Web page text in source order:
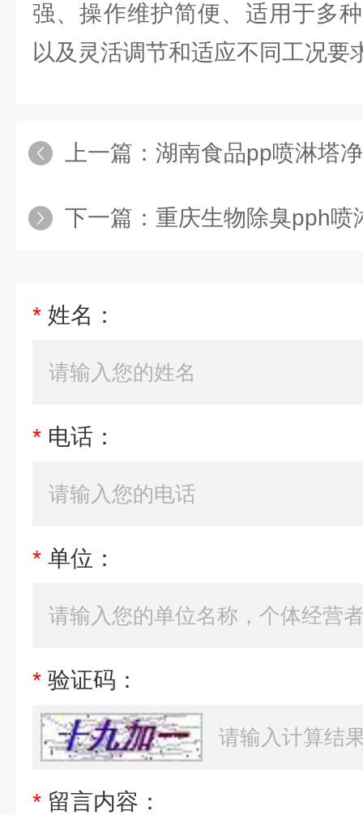
强、操作维护简便、适用于多
以及灵活调节和适应不同工况要
上一篇： 湖南食品pp喷淋塔
下一篇： 重庆生物除臭pph喷淋
* 姓名：
* 电话：
* 单位：
* 验证码：
* 留言内容：